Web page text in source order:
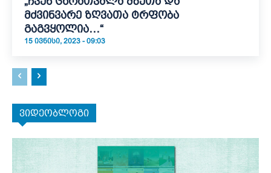
მძვინვარე ზღვათა ტრფობა
გაგვყოლია…“
15 ᲘᲕᲜᲘᲡᲘ, 2023 - 09:03
ვიდეობლოგი